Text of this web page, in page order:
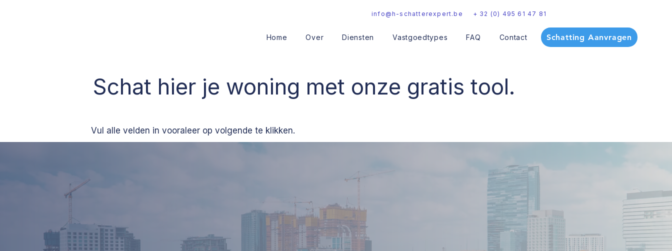
info@h-schatterexpert.be + 32 (0) 495 61 47 81
Home Over Diensten Vastgoedtypes FAQ Contact Schatting Aanvragen
Schat hier je woning met onze gratis tool.
Vul alle velden in vooraleer op volgende te klikken.